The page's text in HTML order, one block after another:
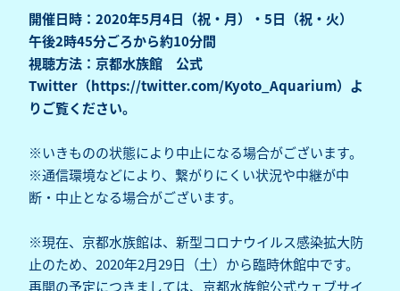
開催日時：2020年5月4日（祝・月）・5日（祝・火）
午後2時45分ごろから約10分間
視聴方法：京都水族館 公式
Twitter（https://twitter.com/Kyoto_Aquarium）よ
りご覧ください。
※いきものの状態により中止になる場合がございます。
※通信環境などにより、繋がりにくい状況や中継が中
断・中止となる場合がございます。
※現在、京都水族館は、新型コロナウイルス感染拡大防
止のため、2020年2月29日（土）から臨時休館中です。
再開の予定につきましては、京都水族館公式ウェブサイ